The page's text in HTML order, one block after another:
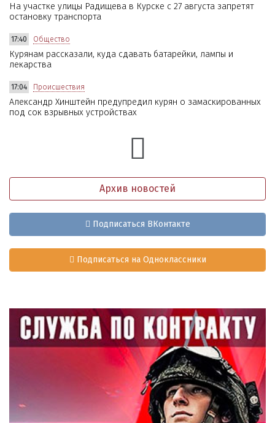
На участке улицы Радищева в Курске с 27 августа запретят
остановку транспорта
17:40 Общество
Курянам рассказали, куда сдавать батарейки, лампы и
лекарства
17:04 Происшествия
Александр Хинштейн предупредил курян о замаскированных
под сок взрывных устройствах
Архив новостей
Подписаться ВКонтакте
Подписаться на Одноклассники